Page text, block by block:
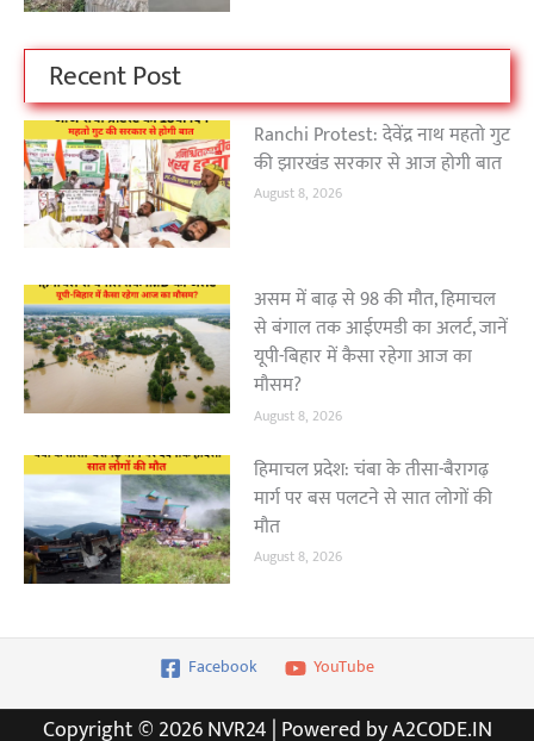
Recent Post
Ranchi Protest: देवेंद्र नाथ महतो गुट
की झारखंड सरकार से आज होगी बात
August 8, 2026
असम में बाढ़ से 98 की मौत, हिमाचल
से बंगाल तक आईएमडी का अलर्ट, जानें
यूपी-बिहार में कैसा रहेगा आज का
मौसम?
August 8, 2026
हिमाचल प्रदेश: चंबा के तीसा-बैरागढ़
मार्ग पर बस पलटने से सात लोगों की
मौत
August 8, 2026
Facebook YouTube
Copyright © 2026 NVR24 | Powered by A2CODE.IN